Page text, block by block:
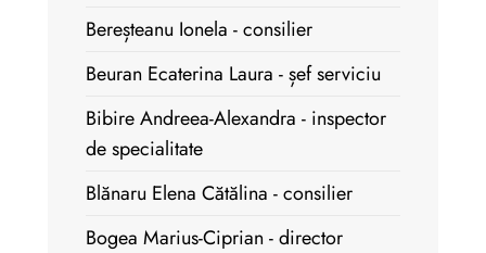
Bereșteanu Ionela - consilier
Beuran Ecaterina Laura - șef serviciu
Bibire Andreea-Alexandra - inspector
de specialitate
Blănaru Elena Cătălina - consilier
Bogea Marius-Ciprian - director